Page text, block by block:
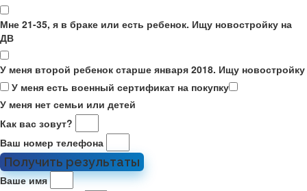
Мне 21-35, я в браке или есть ребенок. Ищу новостройку на
ДВ
У меня второй ребенок старше января 2018. Ищу новостройку
У меня есть военный сертификат на покупку
У меня нет семьи или детей
Как вас зовут?
Ваш номер телефона
Получить результаты
Ваше имя